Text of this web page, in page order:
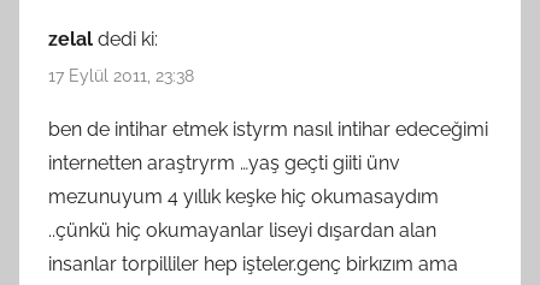
zelal dedi ki:
17 Eylül 2011, 23:38
ben de intihar etmek istyrm nasıl intihar edeceğimi
internetten araştryrm …yaş geçti giiti ünv
mezunuyum 4 yıllık keşke hiç okumasaydım
..çünkü hiç okumayanlar liseyi dışardan alan
insanlar torpilliler hep işteler.genç birkızım ama